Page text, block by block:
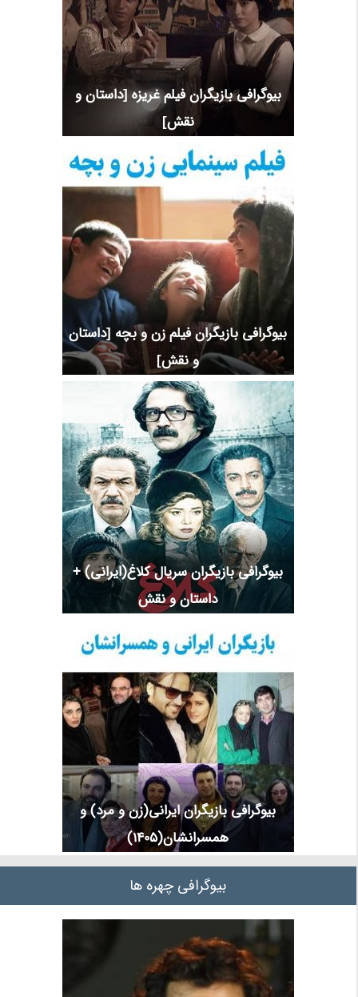
بیوگرافی بازیگران فیلم غریزه [داستان و
نقش]
بیوگرافی بازیگران فیلم زن و بچه [داستان
و نقش]
بیوگرافی بازیگران سریال کلاغ(ایرانی) +
داستان و نقش
بیوگرافی بازیگران ایرانی(زن و مرد) و
همسرانشان(1405)
بیوگرافی چهره ها